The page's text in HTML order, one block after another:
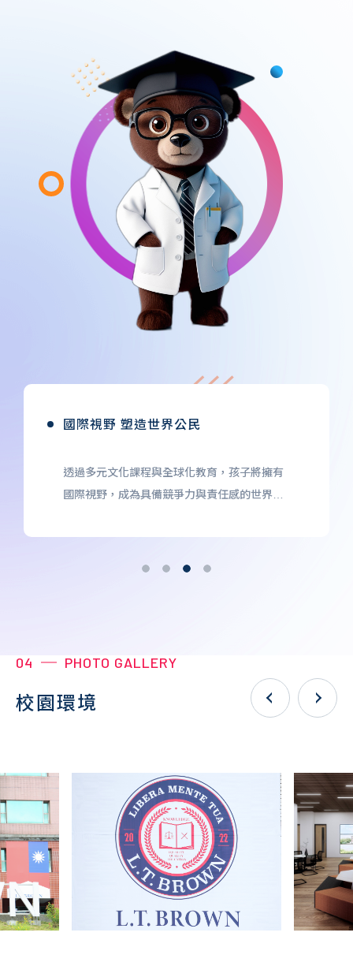
國際視野 塑造世界公民
透過多元文化課程與全球化教育，孩子將擁有
國際視野，成為具備競爭力與責任感的世界公
04 PHOTO GALLERY
校園環境